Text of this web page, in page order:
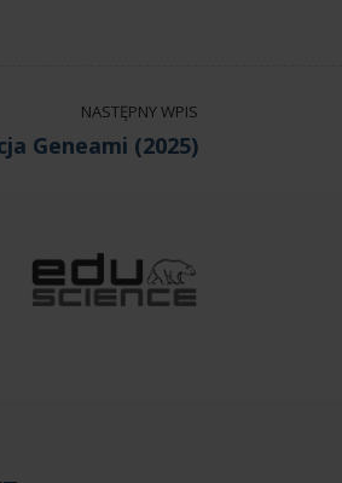
NASTĘPNY WPIS
Geneami (2025)